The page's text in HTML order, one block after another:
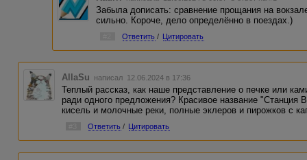
Забыла дописать: сравнение прощания на
сильно. Короче, дело определённо в поездах.)
Ответить / Цитировать
AllaSu написал 12.06.2024 в 17:36
Теплый рассказ, как наше представление о печке или
ради одного предложения? Красивое название "Станция
кисель и молочные реки, полные эклеров и пирожков с
Ответить / Цитировать